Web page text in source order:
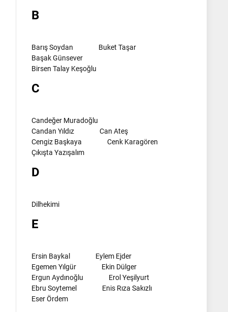
B
Barış Soydan
Buket Taşar
Başak Günsever
Birsen Talay Keşoğlu
C
Candeğer Muradoğlu
Candan Yıldız
Can Ateş
Cengiz Başkaya
Cenk Karagören
Çıkışta Yazışalım
D
Dilhekimi
E
Ersin Baykal
Eylem Ejder
Egemen Yılgür
Ekin Dülger
Ergun Aydınoğlu
Erol Yeşilyurt
Ebru Soytemel
Enis Rıza Sakızlı
Eser Ördem